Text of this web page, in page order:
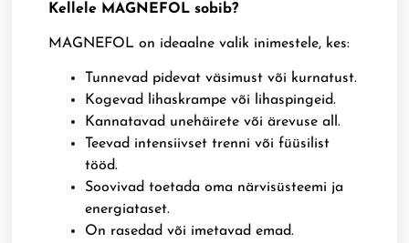
Kellele MAGNEFOL sobib?
MAGNEFOL on ideaalne valik inimestele, kes:
Tunnevad pidevat väsimust või kurnatust.
Kogevad lihaskrampe või lihaspingeid.
Kannatavad unehäirete või ärevuse all.
Teevad intensiivset trenni või füüsilist
tööd.
Soovivad toetada oma närvisüsteemi ja
energiataset.
On rasedad või imetavad emad.